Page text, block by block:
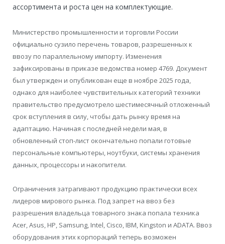
ассортимента и роста цен на комплектующие.
Министерство промышленности и торговли России
официально сузило перечень товаров, разрешенных к
ввозу по параллельному импорту. Изменения
зафиксированы в приказе ведомства номер 4769. Документ
был утвержден и опубликован еще в ноябре 2025 года,
однако для наиболее чувствительных категорий техники
правительство предусмотрело шестимесячный отложенный
срок вступления в силу, чтобы дать рынку время на
адаптацию. Начиная с последней недели мая, в
обновленный стоп-лист окончательно попали готовые
персональные компьютеры, ноутбуки, системы хранения
данных, процессоры и накопители.
Ограничения затрагивают продукцию практически всех
лидеров мирового рынка. Под запрет на ввоз без
разрешения владельца товарного знака попала техника
Acer, Asus, HP, Samsung, Intel, Cisco, IBM, Kingston и ADATA. Ввоз
оборудования этих корпораций теперь возможен